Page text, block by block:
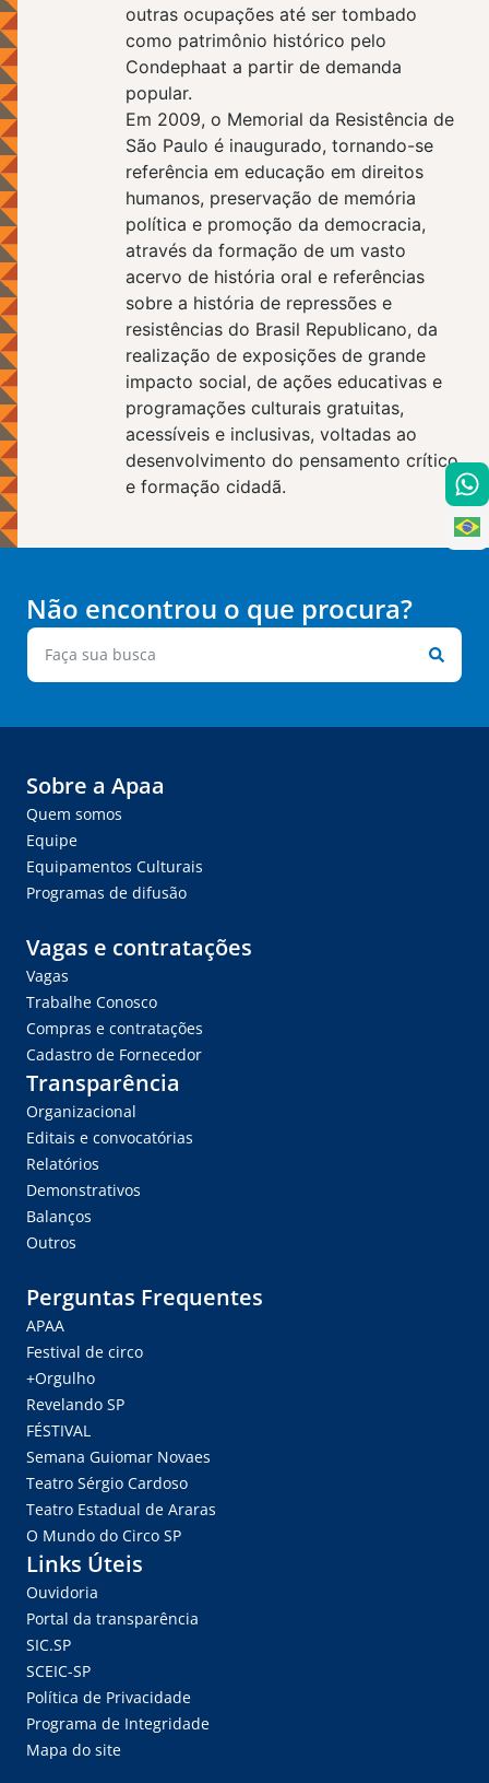
outras ocupações até ser tombado
como patrimônio histórico pelo
Condephaat a partir de demanda
popular.
Em 2009, o Memorial da Resistência de
São Paulo é inaugurado, tornando-se
referência em educação em direitos
humanos, preservação de memória
política e promoção da democracia,
através da formação de um vasto
acervo de história oral e referências
sobre a história de repressões e
resistências do Brasil Republicano, da
realização de exposições de grande
impacto social, de ações educativas e
programações culturais gratuitas,
acessíveis e inclusivas, voltadas ao
desenvolvimento do pensamento crítico
e formação cidadã.
Não encontrou o que procura?
Sobre a Apaa
Quem somos
Equipe
Equipamentos Culturais
Programas de difusão
Vagas e contratações
Vagas
Trabalhe Conosco
Compras e contratações
Cadastro de Fornecedor
Transparência
Organizacional
Editais e convocatórias
Relatórios
Demonstrativos
Balanços
Outros
Perguntas Frequentes
APAA
Festival de circo
+Orgulho
Revelando SP
FÉSTIVAL
Semana Guiomar Novaes
Teatro Sérgio Cardoso
Teatro Estadual de Araras
O Mundo do Circo SP
Links Úteis
Ouvidoria
Portal da transparência
SIC.SP
SCEIC-SP
Política de Privacidade
Programa de Integridade
Mapa do site